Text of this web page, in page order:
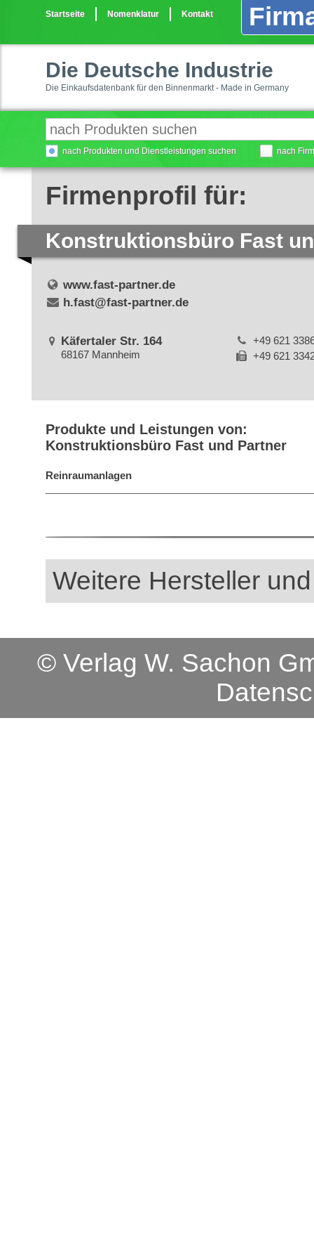
Startseite Nomenklatur Kontakt
Die Deutsche Industrie
Die Einkaufsdatenbank für den Binnenmarkt - Made in Germany
nach Produkten und Dienstleistungen suchen nach
Firmenprofil für:
Konstruktionsbüro Fast
www.fast-partner.de
h.fast@fast-partner.de
Käfertaler Str. 164
68167 Mannheim
+49 621
+49 621
Produkte und Leistungen von:
Konstruktionsbüro Fast und Partner
Reinraumanlagen
Weitere Hersteller
© Verlag W. Sachon